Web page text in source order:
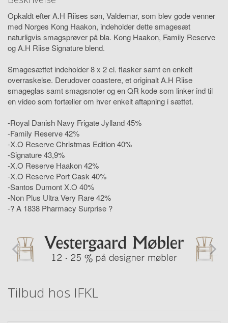
Opkaldt efter A.H Riises søn, Valdemar, som blev gode venner
med Norges Kong Haakon, indeholder dette smagesæt
naturligvis smagsprøver på bla. Kong Haakon, Family Reserve
og A.H Riise Signature blend.
Smagesættet indeholder 8 x 2 cl. flasker samt en enkelt
overraskelse. Derudover coastere, et originalt A.H Riise
smageglas samt smagsnoter og en QR kode som linker ind til
en video som fortæller om hver enkelt aftapning i sættet.
-Royal Danish Navy Frigate Jylland 45%
-Family Reserve 42%
-X.O Reserve Christmas Edition 40%
-Signature 43,9%
-X.O Reserve Haakon 42%
-X.O Reserve Port Cask 40%
-Santos Dumont X.O 40%
-Non Plus Ultra Very Rare 42%
-? A 1838 Pharmacy Surprise ?
Tilbud hos IFKL